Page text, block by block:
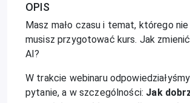
OPIS
Masz mało czasu i temat, którego
musisz przygotować kurs. Jak
AI?
W trakcie webinaru
pytanie, a w szczególności: Jak